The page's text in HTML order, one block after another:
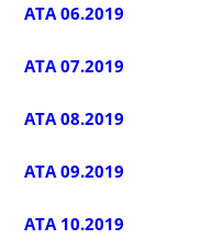
ATA 06.2019
ATA 07.2019
ATA 08.2019
ATA 09.2019
ATA 10.2019